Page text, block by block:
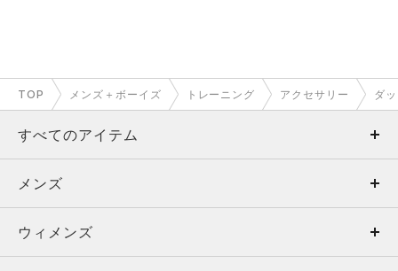
TOP メンズ＋ボーイズ トレーニング アクセサリー ダ
すべてのアイテム
メンズ
ウィメンズ
メンズ
トップス
ウィメンズ